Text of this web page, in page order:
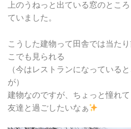
上のうねっと出ている窓のとこ
ていました。
こうした建物って田舎では当た
こでも見られる
（今はレストランになっている
が）
建物なのですが、ちょっと憧れて
友達と過ごしたいなぁ